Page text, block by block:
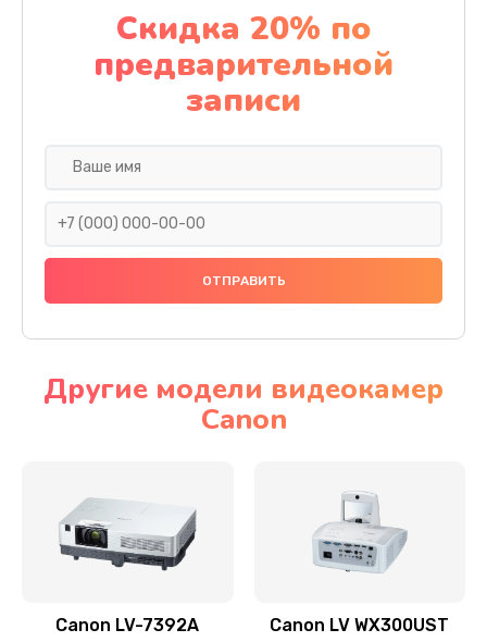
Ремонт электроплаты
1320 руб.
Заказать
Замена датчика
Замена дисплея
Замена кнопки
Заказать
Скидка 20% по
предварительной
записи
Другие модели видеокамер
Canon
Canon LV-7392A Canon LV WX300UST